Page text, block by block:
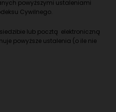
powyższymi ustaleniami
Cywilnego.
lub pocztą elektroniczną
powyższe ustalenia (o ile nie